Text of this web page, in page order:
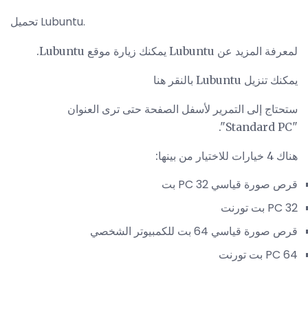
تحميل Lubuntu.
لمعرفة المزيد عن Lubuntu يمكنك زيارة موقع Lubuntu.
يمكنك تنزيل Lubuntu بالنقر هنا
ستحتاج إلى التمرير لأسفل الصفحة حتى ترى العنوان
"Standard PC".
هناك 4 خيارات للاختيار من بينها:
قرص صورة قياسي PC 32 بت
PC 32 بت تورنت
قرص صورة قياسي 64 بت للكمبيوتر الشخصي
PC 64 بت تورنت